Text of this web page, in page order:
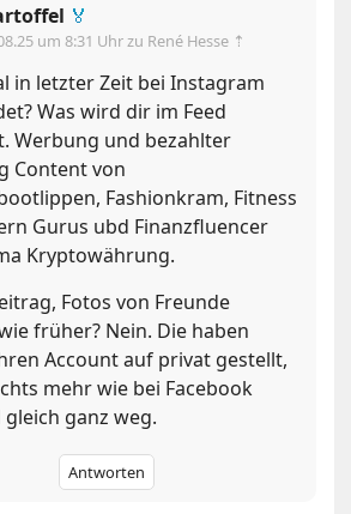
🏅
um 8:31 Uhrzu René Hesse ⇡
in letzter Zeit bei Instagram
Was wird dir im Feed
Werbung und bezahlter
Content von
Fashionkram, Fitness
Gurus ubd Finanzfluencer
Kryptowährung.
Fotos von Freunde
früher? Nein. Die haben
Account auf privat gestellt,
mehr wie bei Facebook
ganz weg.
Antworten